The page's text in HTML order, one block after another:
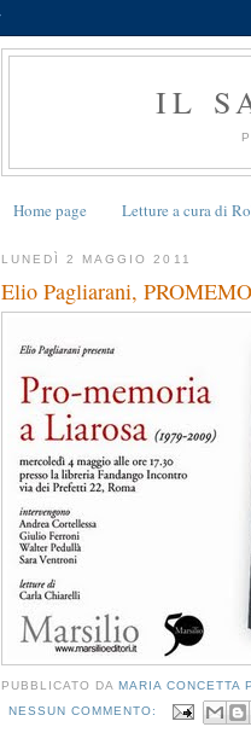
IL
Home page Letture a cura di
LUNEDÌ 2 MAGGIO 2011
Elio Pagliarani,
PUBBLICATO DAMARIA CONCETTA
NESSUN COMMENTO: